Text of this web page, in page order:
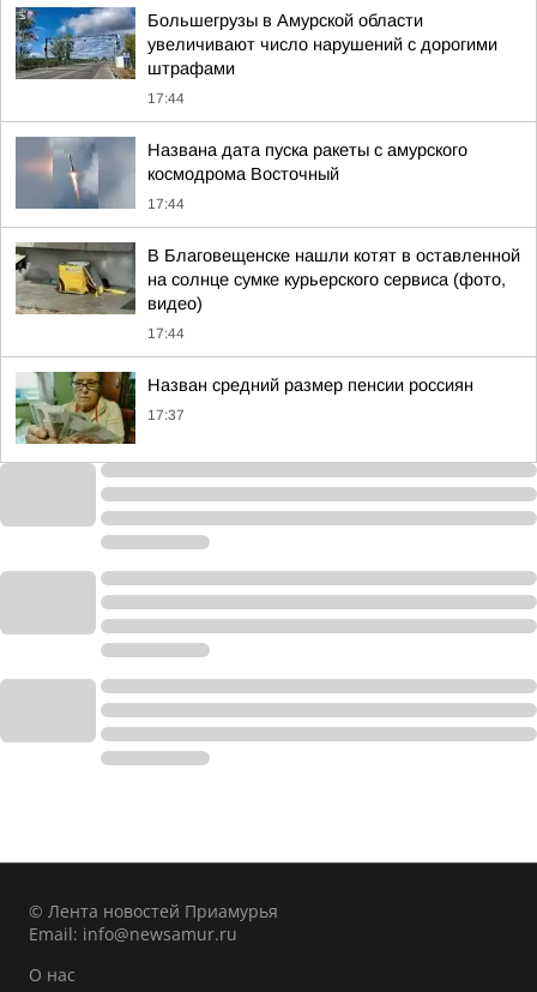
Большегрузы в Амурской области
увеличивают число нарушений с дорогими
штрафами
17:44
Названа дата пуска ракеты с амурского
космодрома Восточный
17:44
В Благовещенске нашли котят в оставленной
на солнце сумке курьерского сервиса (фото,
видео)
17:44
Назван средний размер пенсии россиян
17:37
© Лента новостей Приамурья
Email: info@newsamur.ru
О нас